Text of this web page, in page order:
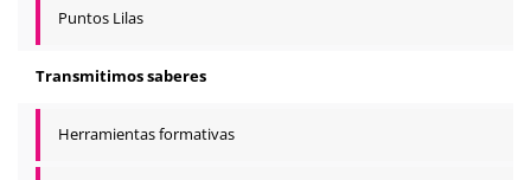
Puntos Lilas
Transmitimos saberes
Herramientas formativas